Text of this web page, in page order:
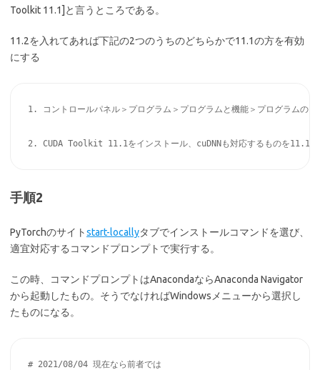
Toolkit 11.1]と言うところである。
11.2を入れてあれば下記の2つのうちのどちらかで11.1の方を有効
にする
1. コントロールパネル＞プログラム＞プログラムと機能＞プログラムの
手順2
PyTorchのサイトstart-locallyタブでインストールコマンドを選び、
適宜対応するコマンドプロンプトで実行する。
この時、コマンドプロンプトはAnacondaならAnaconda Navigator
から起動したもの。そうでなければWindowsメニューから選択し
たものになる。
# 2021/08/04 現在なら前者では